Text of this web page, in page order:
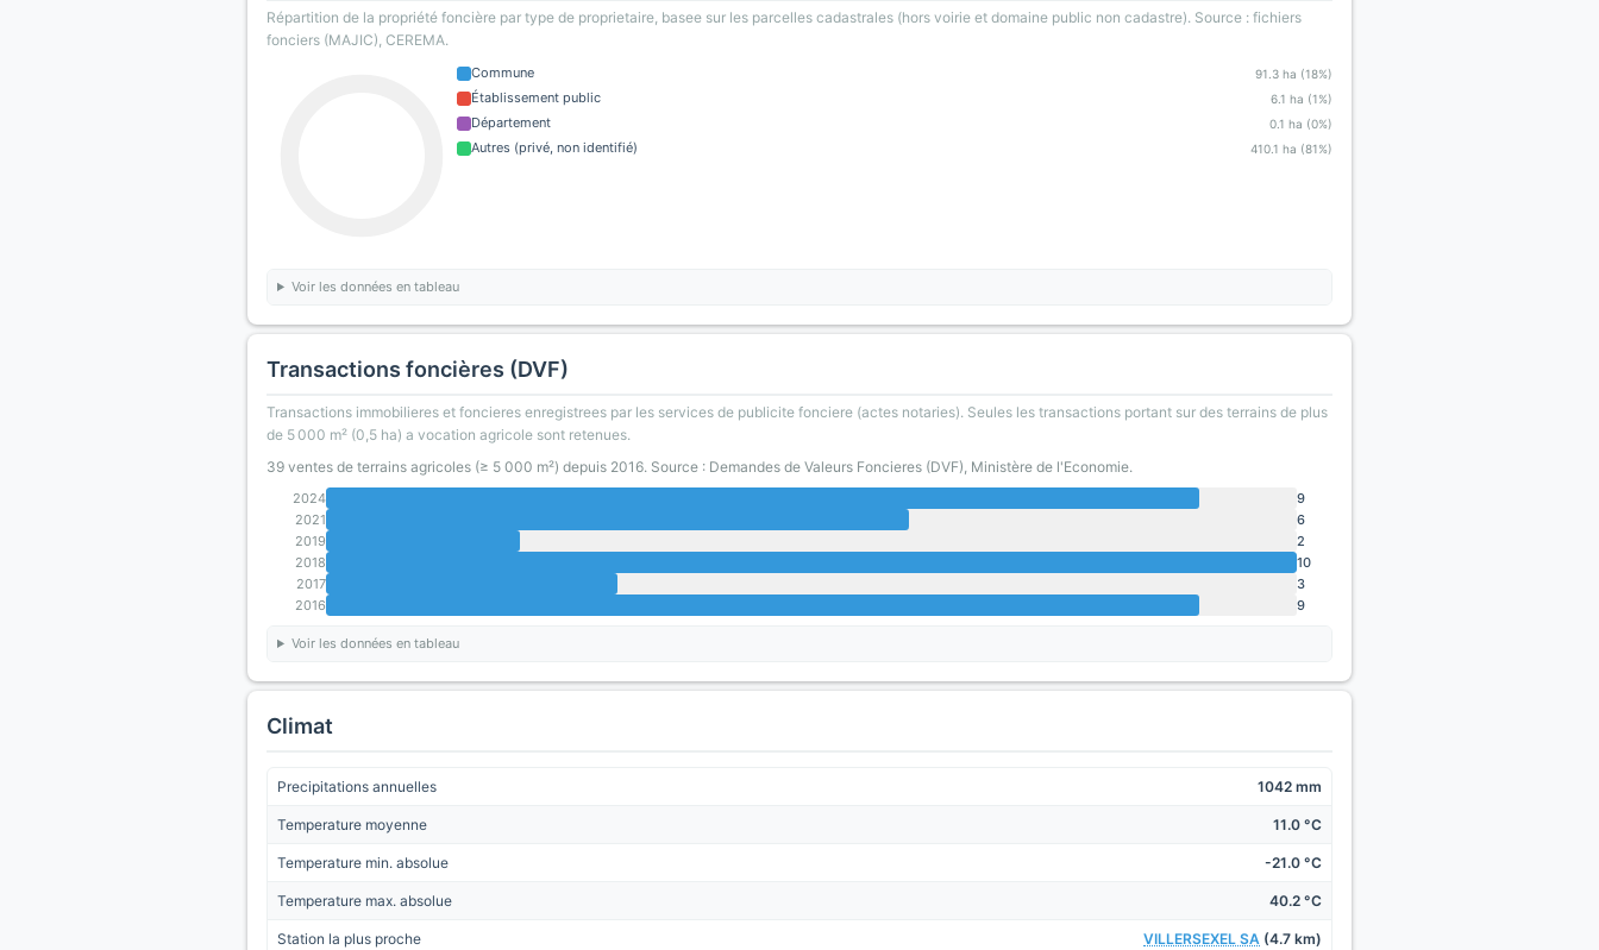
Répartition de la propriété foncière par type de proprietaire, basee sur les parcelles cadastrales (hors voirie et domaine public non cadastre). Source : fichiers
fonciers (MAJIC), CEREMA.
Commune 91.3 ha (18%)
Établissement public 6.1 ha (1%)
Département 0.1 ha (0%)
Autres (privé, non identifié) 410.1 ha (81%)
Voir les données en tableau
Transactions foncières (DVF)
Transactions immobilieres et foncieres enregistrees par les services de publicite fonciere (actes notaries). Seules les transactions portant sur des terrains de plus
de 5 000 m² (0,5 ha) a vocation agricole sont retenues.
39 ventes de terrains agricoles (≥ 5 000 m²) depuis 2016. Source : Demandes de Valeurs Foncieres (DVF), Ministère de l'Economie.
2024
9
2021
6
2019
2
2018
10
2017
3
2016
9
Voir les données en tableau
Climat
Precipitations annuelles 1042 mm
Temperature moyenne 11.0 °C
Temperature min. absolue -21.0 °C
Temperature max. absolue 40.2 °C
Station la plus proche VILLERSEXEL SA (4.7 km)